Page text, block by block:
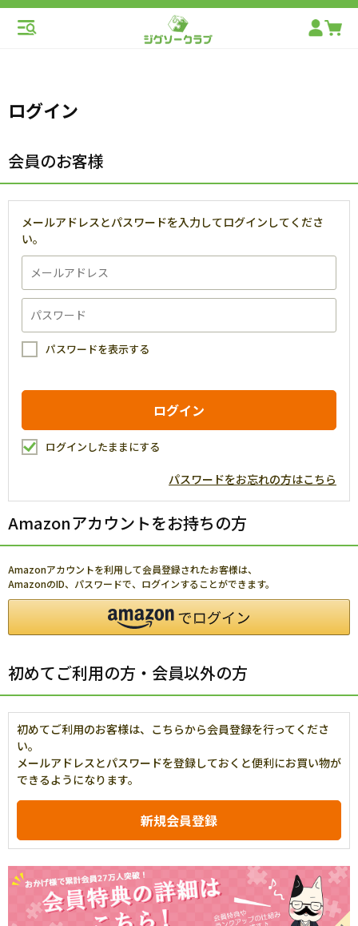
ログイン
会員のお客様
メールアドレスとパスワードを入力してログインしてくださ
い。
パスワードを表示する
ログインしたままにする
パスワードをお忘れの方はこちら
Amazonアカウントをお持ちの方
Amazonアカウントを利用して会員登録されたお客様は、
AmazonのID、パスワードで、ログインすることができます。
初めてご利用の方・会員以外の方
初めてご利用のお客様は、こちらから会員登録を行ってくださ
い。
メールアドレスとパスワードを登録しておくと便利にお買い物が
できるようになります。